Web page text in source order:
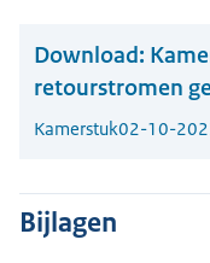
Download:
retourstromen
Kamerstuk02-10-
Bijlagen